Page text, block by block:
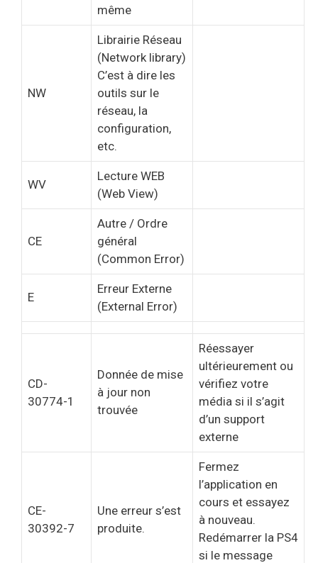
même
NW
Librairie Réseau
(Network library)
C’est à dire les
outils sur le
réseau, la
configuration,
etc.
WV
Lecture WEB
(Web View)
CE
Autre / Ordre
général
(Common Error)
E
Erreur Externe
(External Error)
CD-
30774-1
Donnée de mise
à jour non
trouvée
Réessayer
ultérieurement ou
vérifiez votre
média si il s’agit
d’un support
externe
CE-
30392-7
Une erreur s’est
produite.
Fermez
l’application en
cours et essayez
à nouveau.
Redémarrer la PS4
si le message